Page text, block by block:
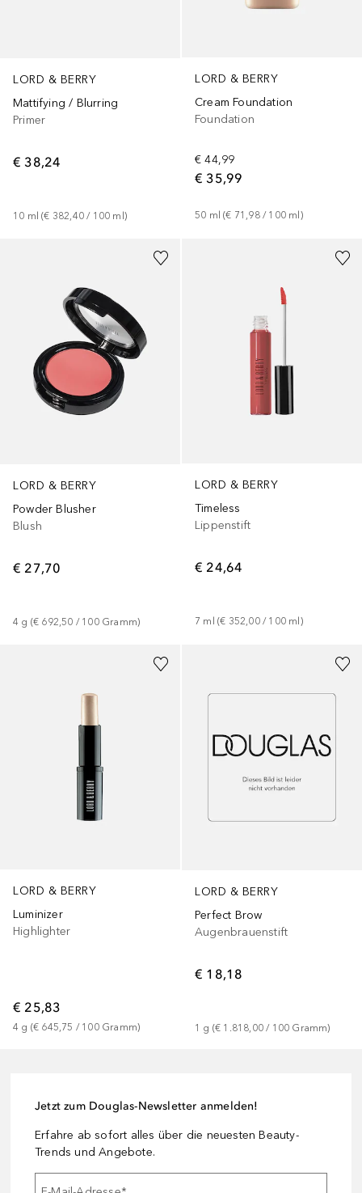
LORD & BERRY
Mattifying / Blurring
Primer
€ 38,24
10 ml (€ 382,40 / 100 ml)
LORD & BERRY
Cream Foundation
Foundation
€ 44,99
€ 35,99
50 ml (€ 71,98 / 100 ml )
LORD & BERRY
Powder Blusher
Blush
€ 27,70
4 g (€ 692,50 / 100 Gramm)
LORD & BERRY
Timeless
Lippenstift
€ 24,64
7 ml (€ 352,00 / 100 ml )
+4
LORD & BERRY
Luminizer
Highlighter
€ 25,83
4 g (€ 645,75 / 100 Gramm)
LORD & BERRY
Perfect Brow
Augenbrauenstift
€ 18,18
1 g (€ 1.818,00 / 100 Gramm)
Jetzt zum Douglas-Newsletter anmelden!
Erfahre ab sofort alles über die neuesten Beauty-
Trends und Angebote.